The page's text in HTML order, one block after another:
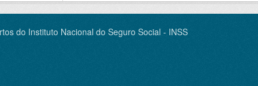
do Instituto Nacional do Seguro Social - INSS